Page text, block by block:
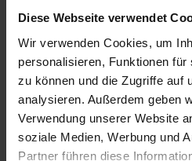
Diese Webseite verwendet
Wir verwenden Cookies, um
personalisieren, Funktionen
zu können und die Zugriffe auf
analysieren. Außerdem geben
Verwendung unserer Website
soziale Medien, Werbung und
Partner führen diese